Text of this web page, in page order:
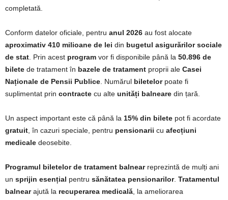
completată.
Conform datelor oficiale, pentru anul 2026 au fost alocate
aproximativ 410 milioane de lei din bugetul asigurărilor sociale
de stat . Prin acest program vor fi disponibile până la 50.896 de
bilete de tratament în bazele de tratament proprii ale Casei
Naționale de Pensii Publice . Numărul biletelorpoate fi
suplimentat prin contracte cu alte unități balneare din țară.
Un aspect important este că până la 15% din bilete pot fi acordate
gratuit , în cazuri speciale, pentru pensionarii cu afecțiuni
medicale deosebite.
Programul biletelor de tratament balnearreprezintă de mulți ani
un sprijin esențial pentru sănătatea pensionarilor. Tratamentul
balnearajută la recuperarea medicală , la ameliorarea